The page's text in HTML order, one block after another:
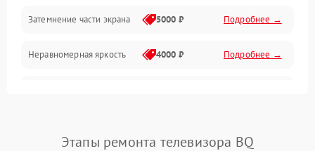
Механические повреждения
Программное обеспечение
Затемнение части экрана 5000 ₽ Подробнее →
Неравномерная яркость 4000 ₽ Подробнее →
Этапы ремонта телевизора BQ